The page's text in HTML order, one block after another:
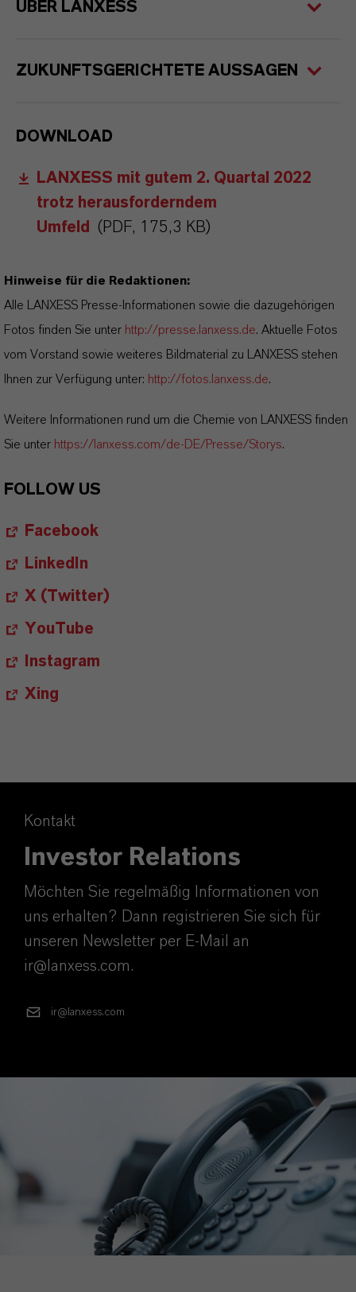
ÜBER LANXESS
ZUKUNFTSGERICHTETE AUSSAGEN
DOWNLOAD
LANXESS mit gutem 2. Quartal 2022
trotz herausforderndem
Umfeld
(PDF, 175,3 KB)
Hinweise für die Redaktionen:
Alle LANXESS Presse-Informationen sowie die dazugehörigen
Fotos finden Sie unter http://presse.lanxess.de. Aktuelle Fotos
vom Vorstand sowie weiteres Bildmaterial zu LANXESS stehen
Ihnen zur Verfügung unter: http://fotos.lanxess.de.
Weitere Informationen rund um die Chemie von LANXESS finden
Sie unter https://lanxess.com/de-DE/Presse/Storys.
FOLLOW US
Facebook
LinkedIn
X (Twitter)
YouTube
Instagram
Xing
Kontakt
Investor Relations
Möchten Sie regelmäßig Informationen von
uns erhalten? Dann registrieren Sie sich für
unseren Newsletter per E-Mail an
ir@lanxess.com.
ir@lanxess.com